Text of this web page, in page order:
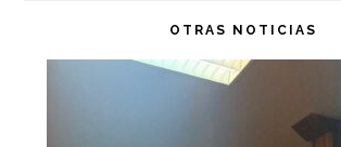
OTRAS NOTICIAS